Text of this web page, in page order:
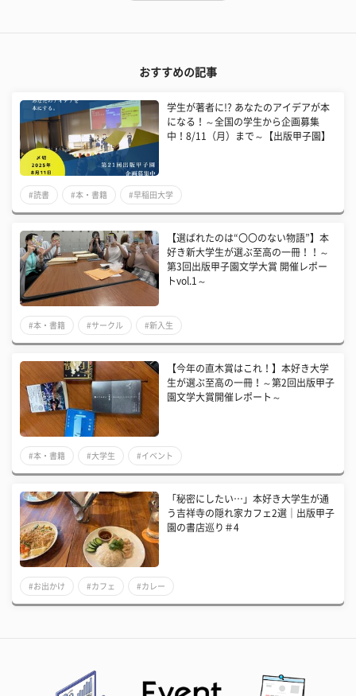
おすすめの記事
学生が著者に!? あなたのアイデアが本
になる！～全国の学生から企画募集
中！8/11（月）まで～【出版甲子園】
#読書 #本・書籍 #早稲田大学
【選ばれたのは“〇〇のない物語”】本
好き新大学生が選ぶ至高の一冊！！～
第3回出版甲子園文学大賞 開催レポー
トvol.1～
#本・書籍 #サークル #新入生
【今年の直木賞はこれ！】本好き大学
生が選ぶ至高の一冊！～第2回出版甲子
園文学大賞開催レポート～
#本・書籍 #大学生 #イベント
「秘密にしたい…」本好き大学生が通
う吉祥寺の隠れ家カフェ2選｜出版甲子
園の書店巡り＃4
#お出かけ #カフェ #カレー